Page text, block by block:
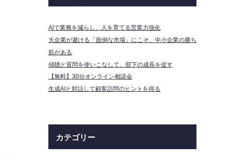
AIで業務を減らし、人を育てる営業力強化
大企業が避ける「面倒な市場」にこそ、中小企業の勝ち
筋がある
傾聴と質問を使いこなして、部下の成長を促す
【無料】30分オンライン相談会
生成AIと対話して顧客訪問のヒントを得る
カテゴリー